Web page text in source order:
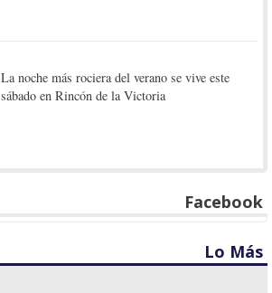
La noche más rociera del verano se vive este
sábado en Rincón de la Victoria
Facebook
Lo Más